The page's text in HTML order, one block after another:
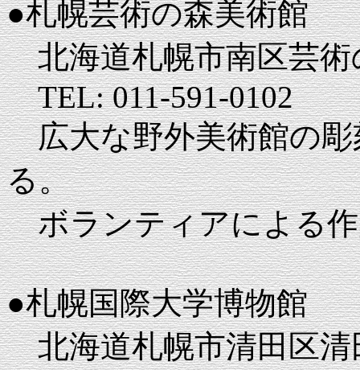
●札幌芸術の森美術館
北海道札幌市南区芸術
TEL: 011-591-0102
広大な野外美術館の彫
る。
ボランティアによる作
●札幌国際大学博物館
北海道札幌市清田区清